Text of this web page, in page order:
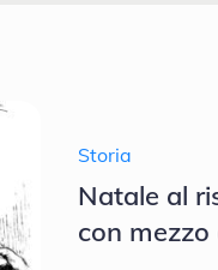
Storia
Natale al
con